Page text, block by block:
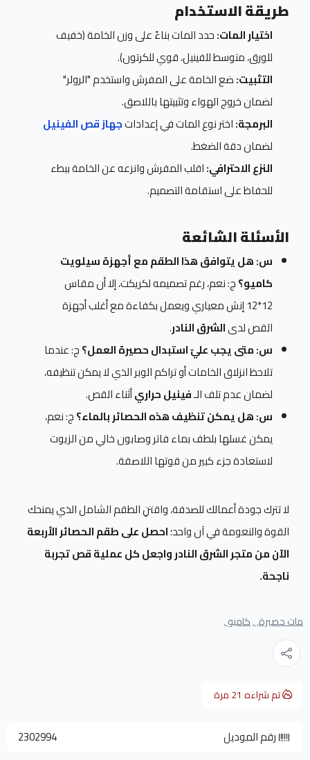
طريقة الاستخدام
اختيار المات:حدد المات بناءً على وزن الخامة (خفيف
للورق، متوسط للفينيل، قوي للكرتون).
التثبيت:ضع الخامة على المفرش واستخدم "الرولر"
لضمان خروج الهواء وتثبيتها باللاصق.
البرمجة:اختر نوع المات في إعداداتجهاز قص الفينيل
لضمان دقة الضغط.
النزع الاحترافي:اقلب المفرش وانزعه عن الخامة ببطء
للحفاظ على استقامة التصميم.
الأسئلة الشائعة
س: هل يتوافق هذا الطقم مع أجهزة سيلويت
كاميو؟ج: نعم، رغم تصميمه لكريكت، إلا أن مقاس
12*12 إنش معياري ويعمل بكفاءة مع أغلب أجهزة
القص لدىالشرق النادر.
س: متى يجب عليّ استبدال حصيرة العمل؟ج: عندما
تلاحظ انزلاق الخامات أو تراكم الوبر الذي لا يمكن تنظيفه،
لضمان عدم تلف الـفينيل حراريأثناء القص.
س: هل يمكن تنظيف هذه الحصائر بالماء؟ج: نعم،
يمكن غسلها بلطف بماء فاتر وصابون خالي من الزيوت
لاستعادة جزء كبير من قوتها اللاصقة.
لا تترك جودة أعمالك للصدفة، واقتنِ الطقم الشامل الذي يمنحك
القوة والنعومة في آن واحد؛احصل على طقم الحصائر الأربعة
الآن من متجر الشرق النادر واجعل كل عملية قص تجربة
ناجحة.
مات حصيرة, ,كاميو ,
تم شراءه 21مرة
رقم الموديل 2302994